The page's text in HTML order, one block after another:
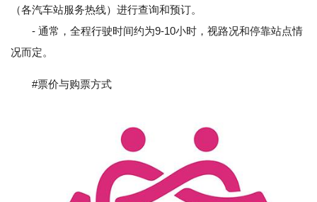
（各汽车站服务热线）进行查询和预订。
- 通常，全程行驶时间约为9-10小时，视路况和停靠站点情
况而定。
#票价与购票方式